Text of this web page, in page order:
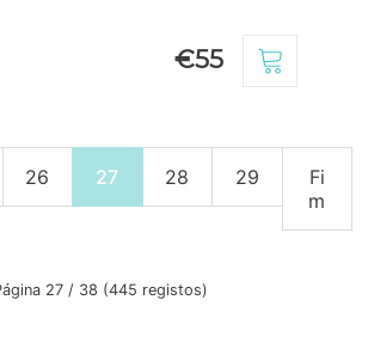
€55
26 27 28 29
Fi
m
27 / 38 (445 registos)